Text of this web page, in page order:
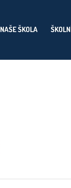
NAŠE ŠKOLA